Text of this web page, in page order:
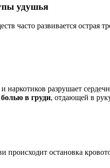
удушья
часто развивается острая
и наркотиков разрушает
в груди, отдающей в
происходит остановка